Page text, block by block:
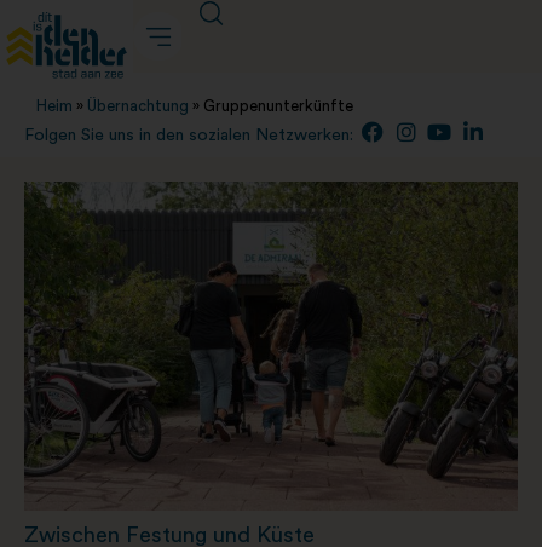
Heim » Übernachtung » Gruppenunterkünfte
Folgen Sie uns in den sozialen Netzwerken:
Zwischen Festung und Küste